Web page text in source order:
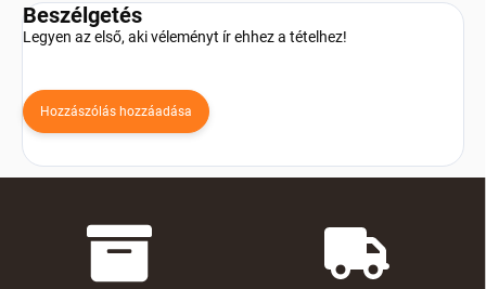
Beszélgetés
Legyen az első, aki véleményt ír ehhez a tételhez!
Hozzászólás hozzáadása